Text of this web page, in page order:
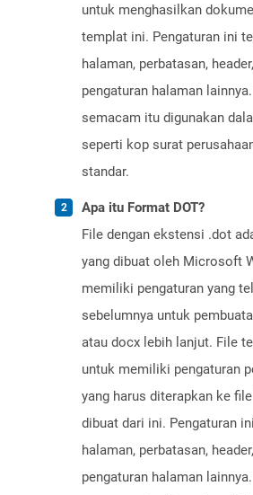
untuk menghasilkan
templat ini. Pengaturan ini
halaman, perbatasan,
pengaturan halaman
semacam itu digunakan
seperti kop surat
standar.
Apa itu Format DOT?
File dengan ekstensi .dot
yang dibuat oleh Microsoft
memiliki pengaturan yang
sebelumnya untuk
atau docx lebih lanjut. File
untuk memiliki pengaturan
yang harus diterapkan ke
dibuat dari ini. Pengaturan
halaman, perbatasan,
pengaturan halaman